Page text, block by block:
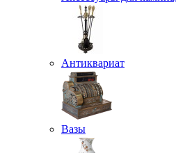
Антиквариат
Вазы